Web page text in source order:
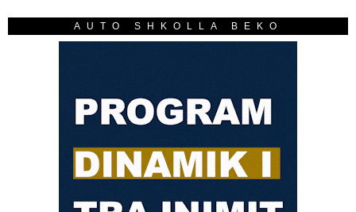
AUTO SHKOLLA BEKO